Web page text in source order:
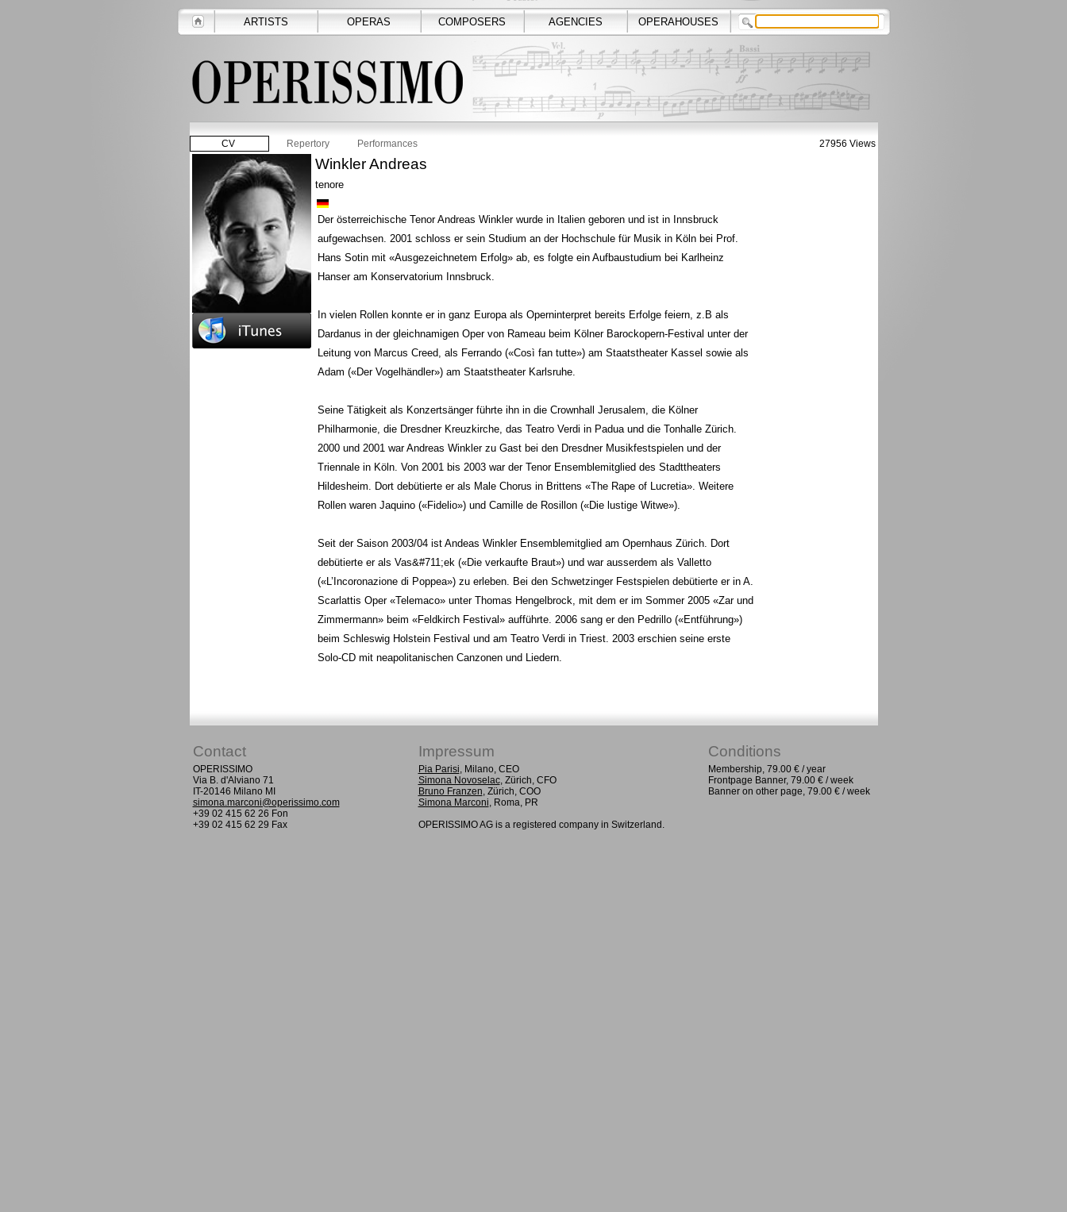
ARTISTS OPERAS COMPOSERS AGENCIES OPERAHOUSES
CV Repertory Performances 27956 Views
Winkler Andreas
tenore
Der österreichische Tenor Andreas Winkler wurde in Italien geboren und ist in Innsbruck
aufgewachsen. 2001 schloss er sein Studium an der Hochschule für Musik in Köln bei Prof.
Hans Sotin mit «Ausgezeichnetem Erfolg» ab, es folgte ein Aufbaustudium bei Karlheinz
Hanser am Konservatorium Innsbruck.
In vielen Rollen konnte er in ganz Europa als Operninterpret bereits Erfolge feiern, z.B als
Dardanus in der gleichnamigen Oper von Rameau beim Kölner Barockopern-Festival unter der
Leitung von Marcus Creed, als Ferrando («Così fan tutte») am Staatstheater Kassel sowie als
Adam («Der Vogelhändler») am Staatstheater Karlsruhe.
Seine Tätigkeit als Konzertsänger führte ihn in die Crownhall Jerusalem, die Kölner
Philharmonie, die Dresdner Kreuzkirche, das Teatro Verdi in Padua und die Tonhalle Zürich.
2000 und 2001 war Andreas Winkler zu Gast bei den Dresdner Musikfestspielen und der
Triennale in Köln. Von 2001 bis 2003 war der Tenor Ensemblemitglied des Stadttheaters
Hildesheim. Dort debütierte er als Male Chorus in Brittens «The Rape of Lucretia». Weitere
Rollen waren Jaquino («Fidelio») und Camille de Rosillon («Die lustige Witwe»).
Seit der Saison 2003/04 ist Andeas Winkler Ensemblemitglied am Opernhaus Zürich. Dort
debütierte er als Vas&#711;ek («Die verkaufte Braut») und war ausserdem als Valletto
(«L’Incoronazione di Poppea») zu erleben. Bei den Schwetzinger Festspielen debütierte er in A.
Scarlattis Oper «Telemaco» unter Thomas Hengelbrock, mit dem er im Sommer 2005 «Zar und
Zimmermann» beim «Feldkirch Festival» aufführte. 2006 sang er den Pedrillo («Entführung»)
beim Schleswig Holstein Festival und am Teatro Verdi in Triest. 2003 erschien seine erste
Solo-CD mit neapolitanischen Canzonen und Liedern.
Contact Impressum Conditions
OPERISSIMO
Via B. d'Alviano 71
IT-20146 Milano MI
simona.marconi@operissimo.com
+39 02 415 62 26 Fon
+39 02 415 62 29 Fax
Pia Parisi, Milano, CEO
Simona Novoselac, Zürich, CFO
Bruno Franzen, Zürich, COO
Simona Marconi, Roma, PR
OPERISSIMO AG is a registered company in Switzerland.
Membership, 79.00 € / year
Frontpage Banner, 79.00 € / week
Banner on other page, 79.00 € / week